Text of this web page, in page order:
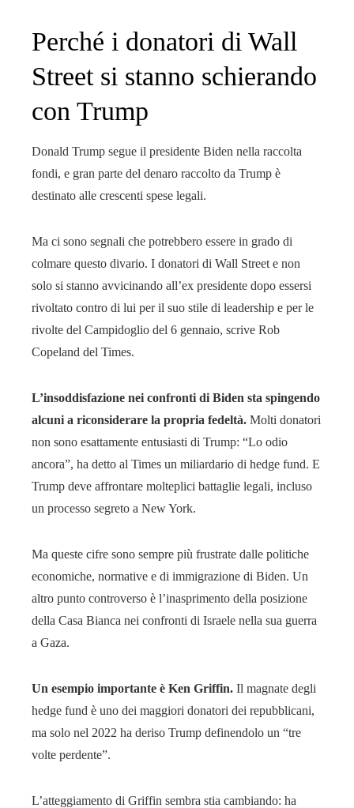
Perché i donatori di Wall
Street si stanno schierando
con Trump
Donald Trump segue il presidente Biden nella raccolta
fondi, e gran parte del denaro raccolto da Trump è
destinato alle crescenti spese legali.
Ma ci sono segnali che potrebbero essere in grado di
colmare questo divario. I donatori di Wall Street e non
solo si stanno avvicinando all’ex presidente dopo essersi
rivoltato contro di lui per il suo stile di leadership e per le
rivolte del Campidoglio del 6 gennaio, scrive Rob
Copeland del Times.
L’insoddisfazione nei confronti di Biden sta spingendo
alcuni a riconsiderare la propria fedeltà. Molti donatori
non sono esattamente entusiasti di Trump: “Lo odio
ancora”, ha detto al Times un miliardario di hedge fund. E
Trump deve affrontare molteplici battaglie legali, incluso
un processo segreto a New York.
Ma queste cifre sono sempre più frustrate dalle politiche
economiche, normative e di immigrazione di Biden. Un
altro punto controverso è l’inasprimento della posizione
della Casa Bianca nei confronti di Israele nella sua guerra
a Gaza.
Un esempio importante è Ken Griffin. Il magnate degli
hedge fund è uno dei maggiori donatori dei repubblicani,
ma solo nel 2022 ha deriso Trump definendolo un “tre
volte perdente”.
L’atteggiamento di Griffin sembra stia cambiando: ha